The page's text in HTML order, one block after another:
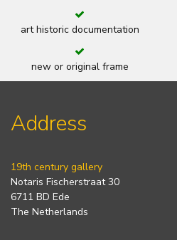
art historic documentation
new or original frame
Address
19th century gallery
Notaris Fischerstraat 30
6711 BD Ede
The Netherlands